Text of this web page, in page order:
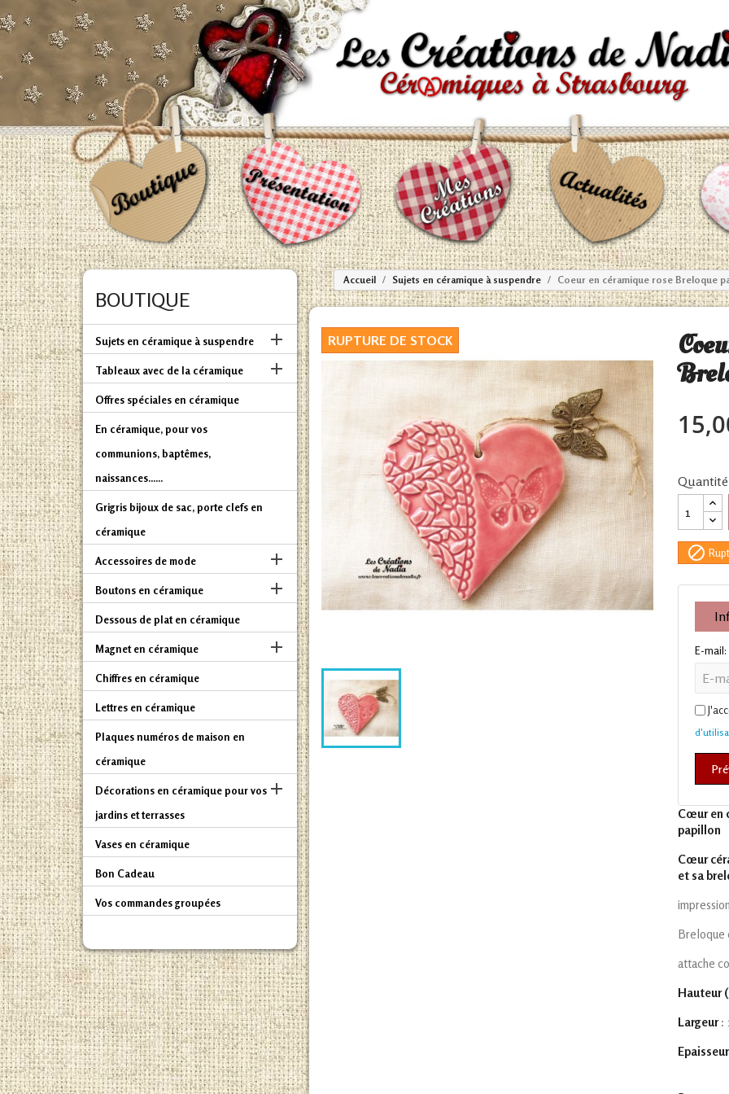
Accueil Sujets en céramique à suspendre Coeur en céramique rose Breloque
BOUTIQUE
Sujets en céramique à suspendre 
Tableaux avec de la céramique 
Offres spéciales en céramique
En céramique, pour vos
communions, baptêmes,
naissances......
Grigris bijoux de sac, porte clefs en
céramique
Accessoires de mode 
Boutons en céramique 
Dessous de plat en céramique
Magnet en céramique 
Chiffres en céramique
Lettres en céramique
Plaques numéros de maison en
céramique
Décorations en céramique pour vos
jardins et terrasses

Vases en céramique
Bon Cadeau
Vos commandes groupées
RUPTURE DE STOCK
Quantité

E-mail:
Cœur en
papillon
Cœur
et sa
Breloque
attache
Hauteur
Largeur:
Epaisseur